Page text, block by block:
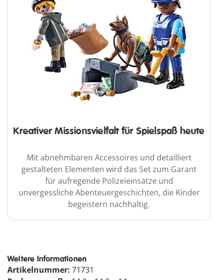
Kreativer Missionsvielfalt für Spielspaß heute
Mit abnehmbaren Accessoires und detailliert
gestalteten Elementen wird das Set zum Garant
für aufregende Polizeieinsätze und
unvergessliche Abenteuergeschichten, die Kinder
begeistern nachhaltig.
Weitere Informationen
Artikelnummer: 71731